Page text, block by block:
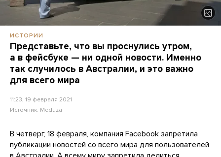
ИСТОРИИ
Представьте, что вы проснулись утром,
а в фейсбуке — ни одной новости. Именно
так случилось в Австралии, и это важно
для всего мира
11:23, 19 февраля 2021
Источник: Meduza
В четверг, 18 февраля, компания Facebook запретила
публикации новостей со всего мира для пользователей